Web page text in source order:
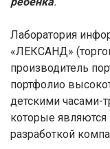
Лаборатория
«ЛЕКСАНД»
производитель
портфолио
детскими часами-
которые
разработкой